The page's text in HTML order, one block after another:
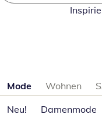
Produktkategorien
Mode Wohnen
Neu!
Damenmode